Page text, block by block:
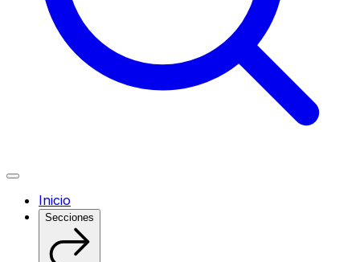
Inicio
Secciones